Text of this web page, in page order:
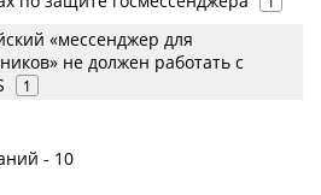
«мессенджер для
не должен работать с
1
- 10